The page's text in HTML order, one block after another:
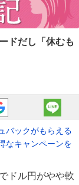
ドだし「休むも
バックがもらえる
なキャンペーンを
ドル円がやや軟